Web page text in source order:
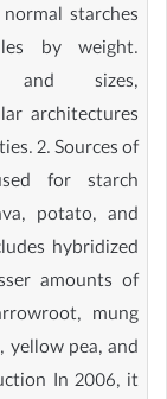
starches
by weight.
and sizes,
architectures
2. Sources of
for starch
potato, and
hybridized
amounts of
mung
yellow pea, and
In 2006, it